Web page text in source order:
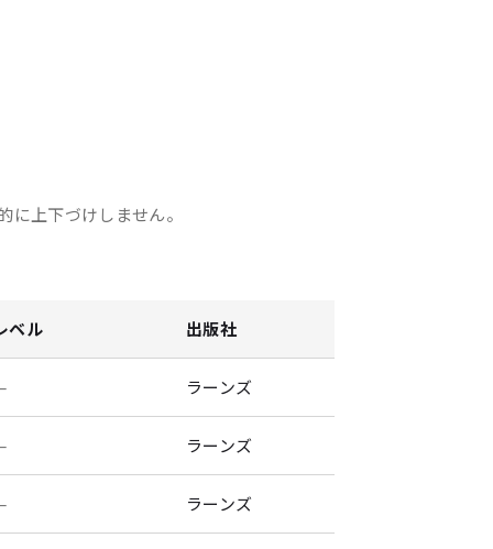
に上下づけしません。
ベル 出版社
ラーンズ
ラーンズ
ラーンズ